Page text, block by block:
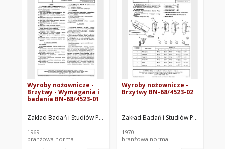
Wyroby nożownicze -
Brzytwy - Wymagania i
badania BN-68/4523-01
Zakład Badań i Studiów Przemysłu Wyrobów Metalowych "Medom"
1969
branżowa norma
Wyroby nożownicze -
Brzytwy BN-68/4523-02
Zakład Badań i Studiów
1970
branżowa norma